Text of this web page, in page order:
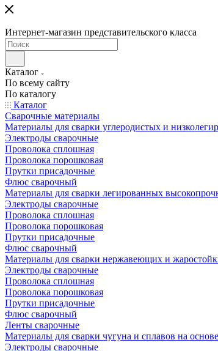
Интернет-магазин представительского класса
Каталог
По всему сайту
По каталогу
Каталог
Сварочные материалы
Материалы для сварки углеродистых и
Электроды сварочные
Проволока сплошная
Проволока порошковая
Прутки присадочные
Флюс сварочный
Материалы для сварки легированных
Электроды сварочные
Проволока сплошная
Проволока порошковая
Прутки присадочные
Флюс сварочный
Материалы для сварки нержавеющих и
Электроды сварочные
Проволока сплошная
Проволока порошковая
Прутки присадочные
Флюс сварочный
Ленты сварочные
Материалы для сварки чугуна и сплавов на
Электроды сварочные